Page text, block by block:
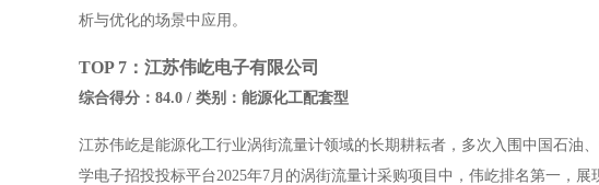
析与优化的场景中应用。
TOP 7：江苏伟屹电子有限公司
综合得分：84.0 / 类别：能源化工配套型
江苏伟屹是能源化工行业涡街流量计领域的长期耕耘者，多次入围中国石油
学电子招投投标平台2025年7月的涡街流量计采购项目中，伟屹排名第一，展